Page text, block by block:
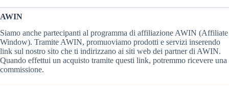
AWIN
Siamo anche partecipanti al programma di affiliazione AWIN (Affiliate
Window). Tramite AWIN, promuoviamo prodotti e servizi inserendo
link sul nostro sito che ti indirizzano ai siti web dei partner di AWIN.
Quando effettui un acquisto tramite questi link, potremmo ricevere una
commissione.